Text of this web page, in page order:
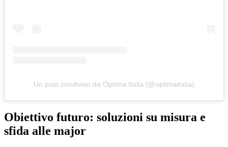
Un post condiviso da Optima Italia (@optimaitalia)
Obiettivo futuro: soluzioni su misura e
sfida alle major